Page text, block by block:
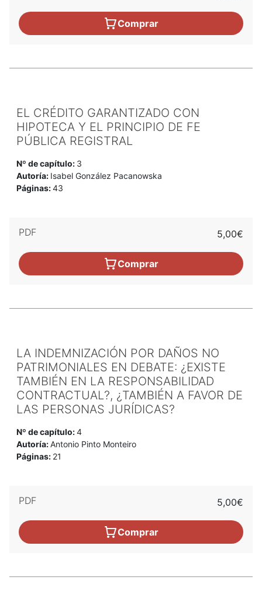
Comprar
EL CRÉDITO GARANTIZADO CON
HIPOTECA Y EL PRINCIPIO DE FE
PÚBLICA REGISTRAL
Nº de capítulo: 3
Autoría: Isabel González Pacanowska
Páginas:43
PDF 5,00€
Comprar
LA INDEMNIZACIÓN POR DAÑOS NO
PATRIMONIALES EN DEBATE: ¿EXISTE
TAMBIÉN EN LA RESPONSABILIDAD
CONTRACTUAL?, ¿TAMBIÉN A FAVOR DE
LAS PERSONAS JURÍDICAS?
Nº de capítulo:4
Autoría:Antonio Pinto Monteiro
Páginas: 21
PDF 5,00€
Comprar